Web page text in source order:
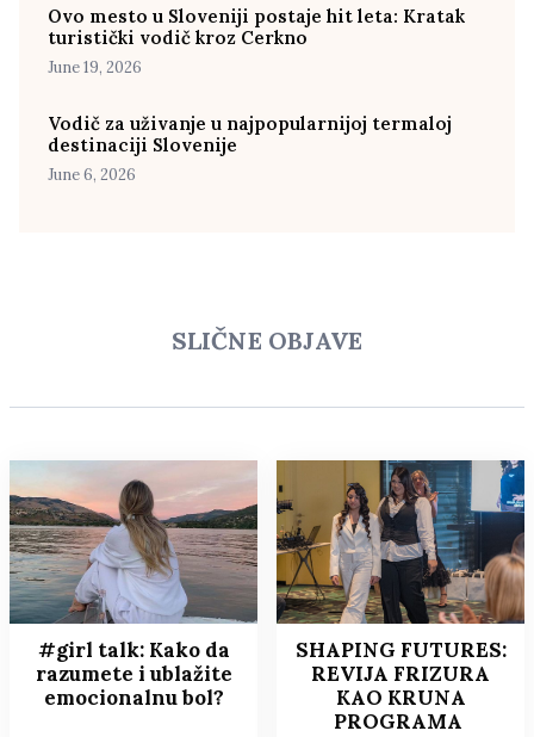
Ovo mesto u Sloveniji postaje hit leta: Kratak
turistički vodič kroz Cerkno
June 19, 2026
Vodič za uživanje u najpopularnijoj termaloj
destinaciji Slovenije
June 6, 2026
SLIČNE OBJAVE
#girl talk: Kako da
razumete i ublažite
emocionalnu bol?
SHAPING FUTURES:
REVIJA FRIZURA
KAO KRUNA
PROGRAMA